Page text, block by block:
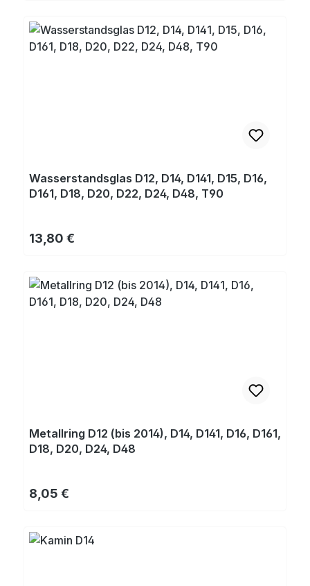
Wasserstandsglas D12, D14, D141, D15, D16,
D161, D18, D20, D22, D24, D48, T90
Regulärer Preis:
13,80 €
Metallring D12 (bis 2014), D14, D141, D16, D161,
D18, D20, D24, D48
Regulärer Preis:
8,05 €